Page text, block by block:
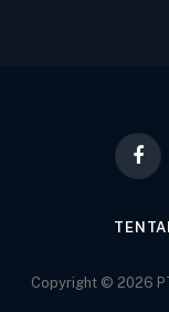
Copyright © 2026 PT